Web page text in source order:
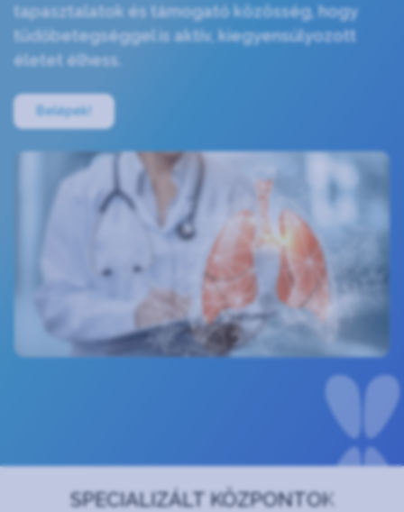
tapasztalatok és támogató közösség, hogy
tüdőbetegséggel is aktív, kiegyensúlyozott
életet élhess.
Belépek!
SPECIALIZÁLT KÖZPONTOK